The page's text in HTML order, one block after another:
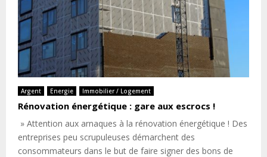
Argent Energie Immobilier / Logement
Rénovation énergétique : gare aux escrocs !
» Attention aux arnaques à la rénovation énergétique ! Des
entreprises peu scrupuleuses démarchent des
consommateurs dans le but de faire signer des bons de